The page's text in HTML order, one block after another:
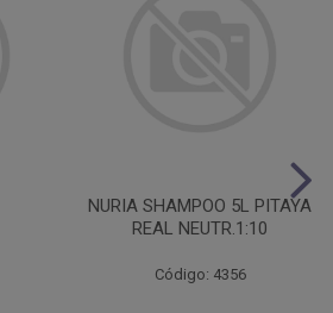
NURIA SHAMPOO 5L PITAYA
REAL NEUTR.1:10
Código: 4356